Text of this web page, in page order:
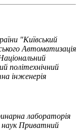
"Київський
Автоматизація
політехнічний
інженерія
лабораторія
Приватний